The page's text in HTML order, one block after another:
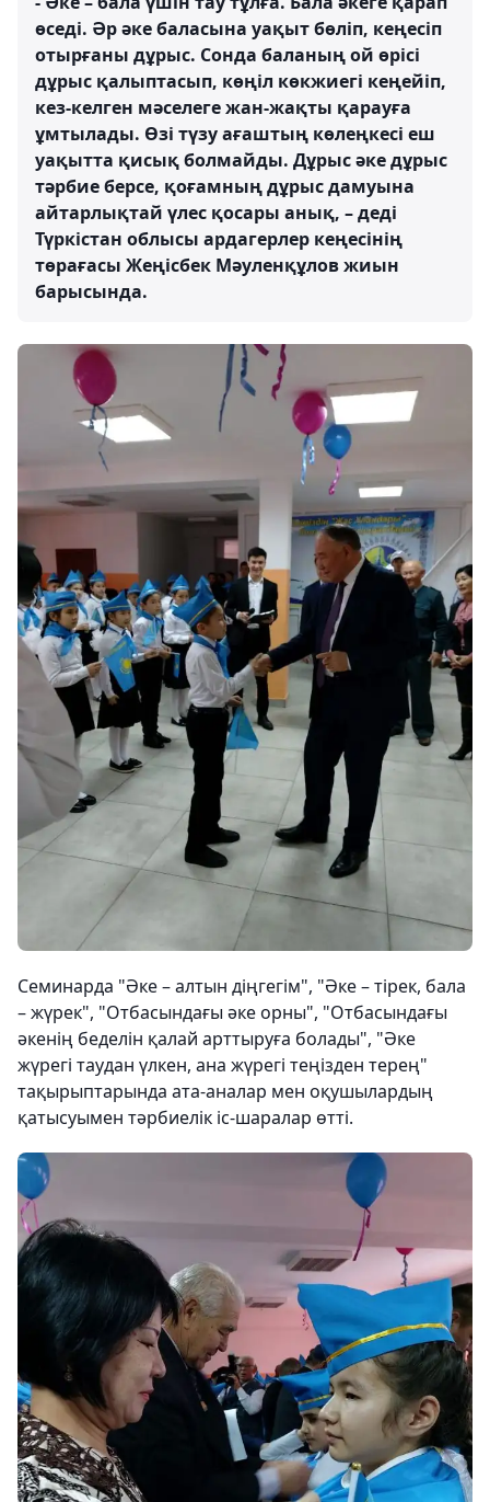
өседі. Әр әке баласына уақыт бөліп, кеңесіп
отырғаны дұрыс. Сонда баланың ой өрісі
дұрыс қалыптасып, көңіл көкжиегі кеңейіп,
кез-келген мәселеге жан-жақты қарауға
ұмтылады. Өзі түзу ағаштың көлеңкесі еш
уақытта қисық болмайды. Дұрыс әке дұрыс
тәрбие берсе, қоғамның дұрыс дамуына
айтарлықтай үлес қосары анық, – деді
Түркістан облысы ардагерлер кеңесінің
төрағасы Жеңісбек Мәуленқұлов жиын
барысында.
Семинарда "Әке – алтын діңгегім", "Әке – тірек, бала
– жүрек", "Отбасындағы әке орны", "Отбасындағы
әкенің беделін қалай арттыруға болады", "Әке
жүрегі таудан үлкен, ана жүрегі теңізден терең"
тақырыптарында ата-аналар мен оқушылардың
қатысуымен тәрбиелік іс-шаралар өтті.